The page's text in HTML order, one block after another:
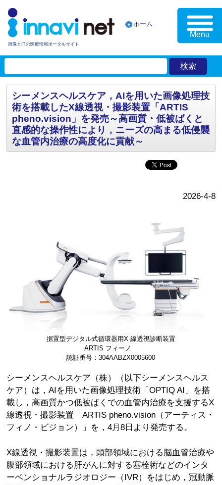
画像とITの医療情報ポータルサイト
ホーム
Menu
シーメンスヘルスケア，AIを用いた画像処理技
術を搭載したX線透視・撮影装置「ARTIS
pheno.vision」を発売～高画質・低被ばくと
直感的な操作性により，ニーズの高まる低侵襲
な血管内治療の高度化に貢献～
2026-4-8
据置型デジタル式循環器⽤X 線透視診断装置
ARTIS フィーノ
認証番号：304AABZX0005600
シーメンスヘルスケア（株）（以下シーメンスヘルス
ケア）は，AIを用いた画像処理技術「OPTIQ AI」を搭
載し，高画質かつ低被ばくでの血管内治療を支援するX
線透視・撮影装置「ARTIS pheno.vision（アーティス・
フィノ・ビジョン）」を，4月8日より発売する。
X線透視・撮影装置は，頭部領域における脳血管治療や
腹部領域における肝がんに対する塞栓術などのインタ
ーベンショナルラジオロジー（IVR）をはじめ，冠動脈